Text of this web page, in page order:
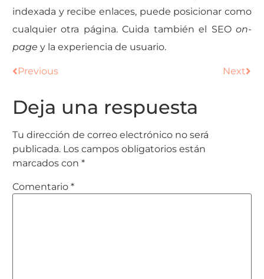
indexada y recibe enlaces, puede posicionar como
cualquier otra página. Cuida también el SEO on-
page y la experiencia de usuario.
Previous Next
Deja una respuesta
Tu dirección de correo electrónico no será
publicada. Los campos obligatorios están
marcados con *
Comentario *